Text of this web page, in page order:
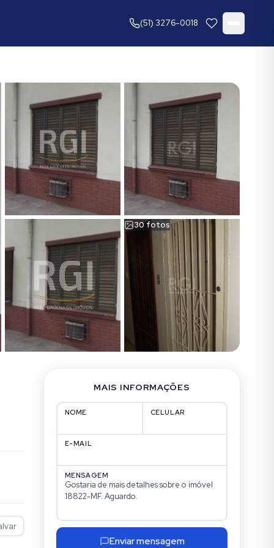
(51) 3276-0018
30fotos
MAIS INFORMAÇÕES
NOME CELULAR
E-MAIL
MENSAGEM
Enviar mensagem